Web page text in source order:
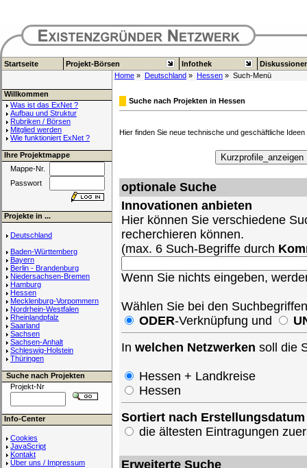
Startseite Projekt-Börsen Infothek
Home » Deutschland » Hessen » Such-Menü
Willkommen
Was ist das ExNet ?
Aufbau und Struktur
Rubriken / Börsen
Mitglied werden
Wie funktioniert ExNet ?
Ihre Projektmappe
Mappe-Nr.
Passwort
Projekte in ...
Deutschland
Baden-Württemberg
Bayern
Berlin - Brandenburg
Niedersachsen-Bremen
Hamburg
Hessen
Mecklenburg-Vorpommern
Nordrhein-Westfalen
Rheinlandpfalz
Saarland
Sachsen
Sachsen-Anhalt
Schleswig-Holstein
Thüringen
Suche nach Projekten
Projekt-Nr
Info-Center
Cookies
JavaScript
Kontakt
Über uns / Impressum
Suche nach Projekten in Hessen
Hier finden Sie neue technische und geschäftliche
optionale Suche
Innovationen anbieten
Hier können Sie verschiedene
recherchieren können.
(max. 6 Such-Begriffe durch
Wenn Sie nichts eingeben,
Wählen Sie bei den
ODER-Verknüpfung und
In welchen Netzwerken soll die
Hessen + Landkreise
Hessen
Sortiert nach Erstellungsdatum
die ältesten Eintragungen
Erweiterte Suche